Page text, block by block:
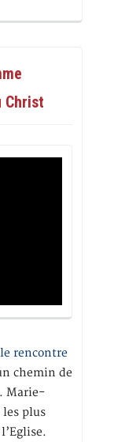
Christ
rencontre
chemin de
Marie-
les plus